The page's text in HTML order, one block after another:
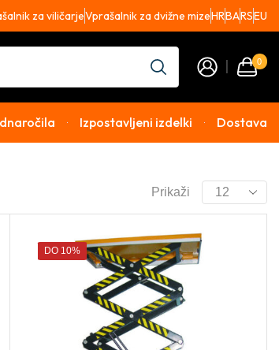
za viličarjeVprašalnik za dvižne mizeHRBARSEU
0
Izpostavljeni izdelki Dostava
Prikaži
DO 10%